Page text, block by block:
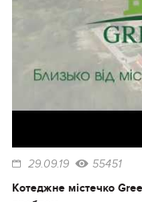
29.09.19 55451
Котеджне містечко